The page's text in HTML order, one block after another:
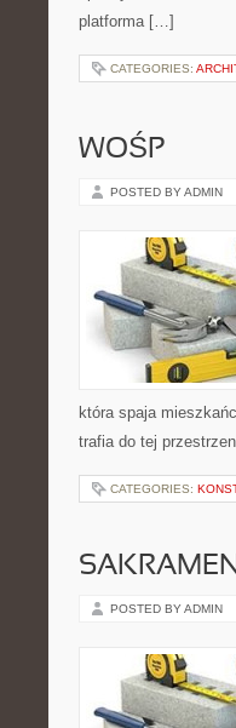
platforma […]
CATEGORIES:
WOŚP
POSTED BY ADMIN
która spaja
trafia do tej
CATEGORIES:
POSTED BY ADMIN